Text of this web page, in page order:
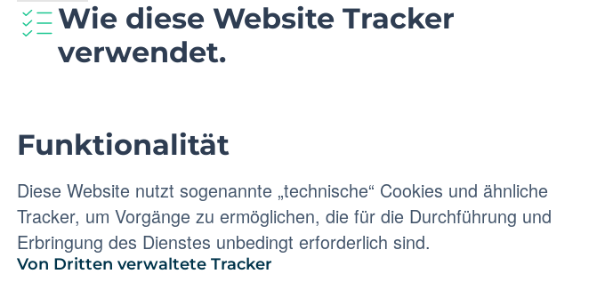
Wie diese Website Tracker
verwendet.
Funktionalität
Diese Website nutzt sogenannte „technische“ Cookies und ähnliche
Tracker, um Vorgänge zu ermöglichen, die für die Durchführung und
Erbringung des Dienstes unbedingt erforderlich sind.
Von Dritten verwaltete Tracker